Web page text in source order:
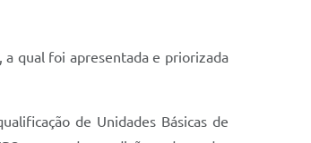
qual foi apresentada e priorizada
de Unidades Básicas de